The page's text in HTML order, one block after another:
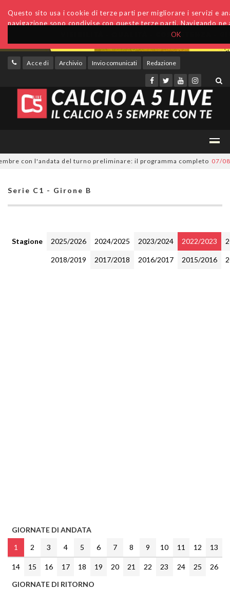
OK
Questo sito usa i cookie di terze parti per migliorare i servizi e
navigazione sono condivise con queste terze parti. Navigando
Accedi Archivio Invio comunicati Redazione
con l'andata del turno preliminare: il programma completo 07/08/
Serie C1 - Girone B
Stagione 2025/2026 2024/2025 2023/2024 2022/2023
2018/2019 2017/2018 2016/2017 2015/2016
GIORNATE DI ANDATA
1
2 3 4 5 6 7 8 9 10 11 12 13
14 15 16 17 18 19 20 21 22 23 24 25
26
GIORNATE DI RITORNO